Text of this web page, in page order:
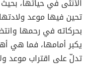
الأنثى في حياتها،
تحين فيها موعد
بحركاته في رحمها
يكبر أمامها، فما هي
تدلّ على اقتراب موعد